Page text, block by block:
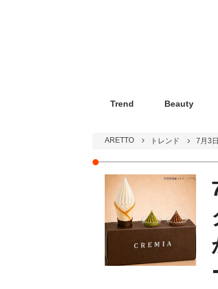
Trend Beauty
ARETTO トレンド 7月3